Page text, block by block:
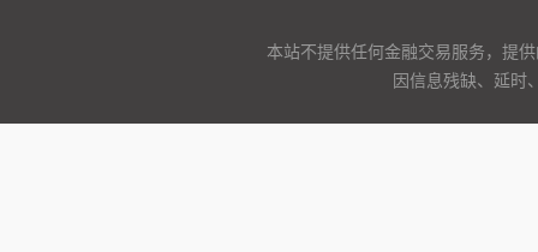
本站不提供任何金融交易服务，提
因信息残缺、延时